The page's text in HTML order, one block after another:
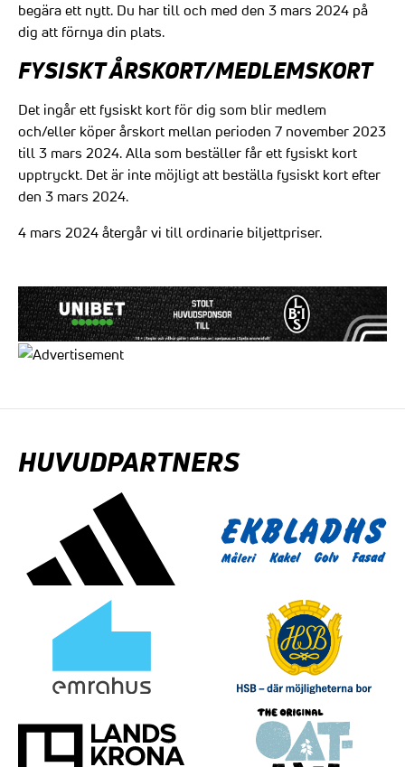
begära ett nytt. Du har till och med den 3 mars 2024 på
dig att förnya din plats.
FYSISKT ÅRSKORT/MEDLEMSKORT
Det ingår ett fysiskt kort för dig som blir medlem
och/eller köper årskort mellan perioden 7 november 2023
till 3 mars 2024. Alla som beställer får ett fysiskt kort
upptryckt. Det är inte möjligt att beställa fysiskt kort efter
den 3 mars 2024.
4 mars 2024 återgår vi till ordinarie biljettpriser.
HUVUDPARTNERS